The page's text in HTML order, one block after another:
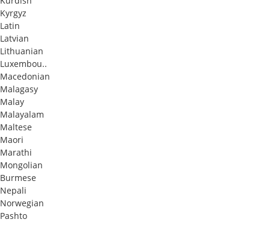
Kyrgyz
Latin
Latvian
Lithuanian
Luxembou..
Macedonian
Malagasy
Malay
Malayalam
Maltese
Maori
Marathi
Mongolian
Burmese
Nepali
Norwegian
Pashto